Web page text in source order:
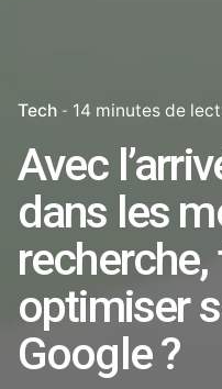
Tech 14 minutes de
Avec
dans les
optimiser
Google ?